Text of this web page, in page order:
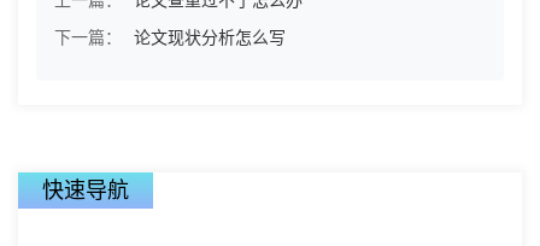
下一篇：
论文现状分析怎么写
快速导航